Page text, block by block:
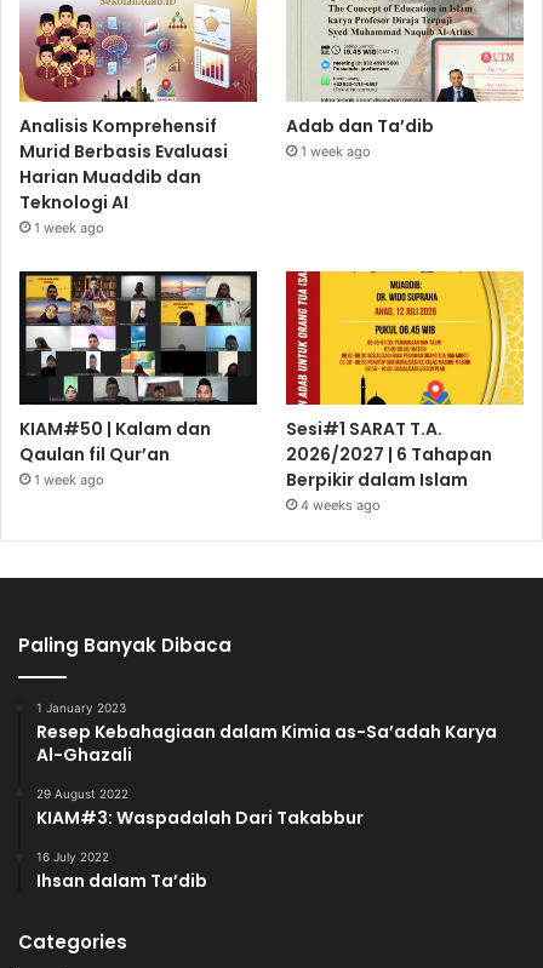
Analisis Komprehensif
Murid Berbasis Evaluasi
Harian Muaddib dan
Teknologi AI
1 week ago
Adab dan Ta’dib
1 week ago
KIAM#50 | Kalam dan
Qaulan fil Qur’an
1 week ago
Sesi#1 SARAT T.A.
2026/2027 | 6 Tahapan
Berpikir dalam Islam
4 weeks ago
Paling Banyak Dibaca
1 January 2023
Resep Kebahagiaan dalam Kimia as-Sa’adah Karya
Al-Ghazali
29 August 2022
KIAM#3: Waspadalah Dari Takabbur
16 July 2022
Ihsan dalam Ta’dib
Categories